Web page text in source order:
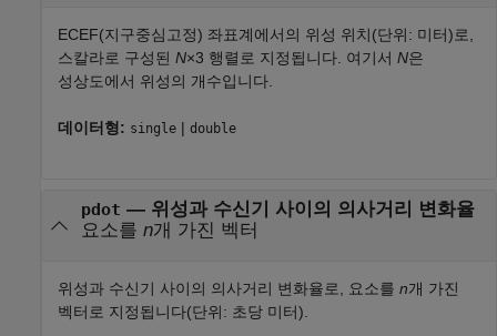
ECEF(지구중심고정) 좌표계에서의 위성 위치(단위: 미터)로,
스칼라로 구성된 N×3 행렬로 지정됩니다. 여기서 N은
성상도에서 위성의 개수입니다.
데이터형: single | double
pdot — 위성과 수신기 사이의 의사거리 변화율
요소를 n개 가진 벡터
위성과 수신기 사이의 의사거리 변화율로, 요소를 n개 가진
벡터로 지정됩니다(단위: 초당 미터).